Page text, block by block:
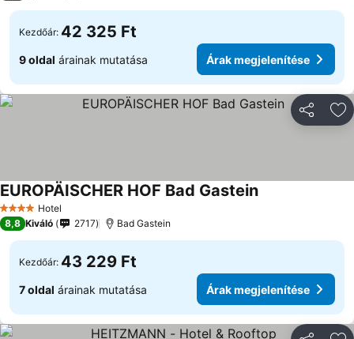
Kezdőár: 42 325 Ft
9 oldal árainak mutatása Árak megjelenítése
4 KategóriaHotel
EUROPÄISCHER HOF Bad GasteinÁrak
8,8 Kiváló 2717 Bad Gastein
Kezdőár: 43 229 Ft
7 oldal árainak mutatása Árak megjelenítése